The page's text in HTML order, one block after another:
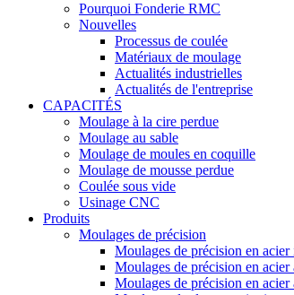
Pourquoi Fonderie RMC
Nouvelles
Processus de coulée
Matériaux de moulage
Actualités industrielles
Actualités de l'entreprise
CAPACITÉS
Moulage à la cire perdue
Moulage au sable
Moulage de moules en coquille
Moulage de mousse perdue
Coulée sous vide
Usinage CNC
Produits
Moulages de précision
Moulages de précision en
Moulages de précision en acier
Moulages de précision en acier